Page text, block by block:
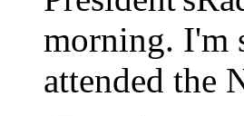
morning. I'm
attended the